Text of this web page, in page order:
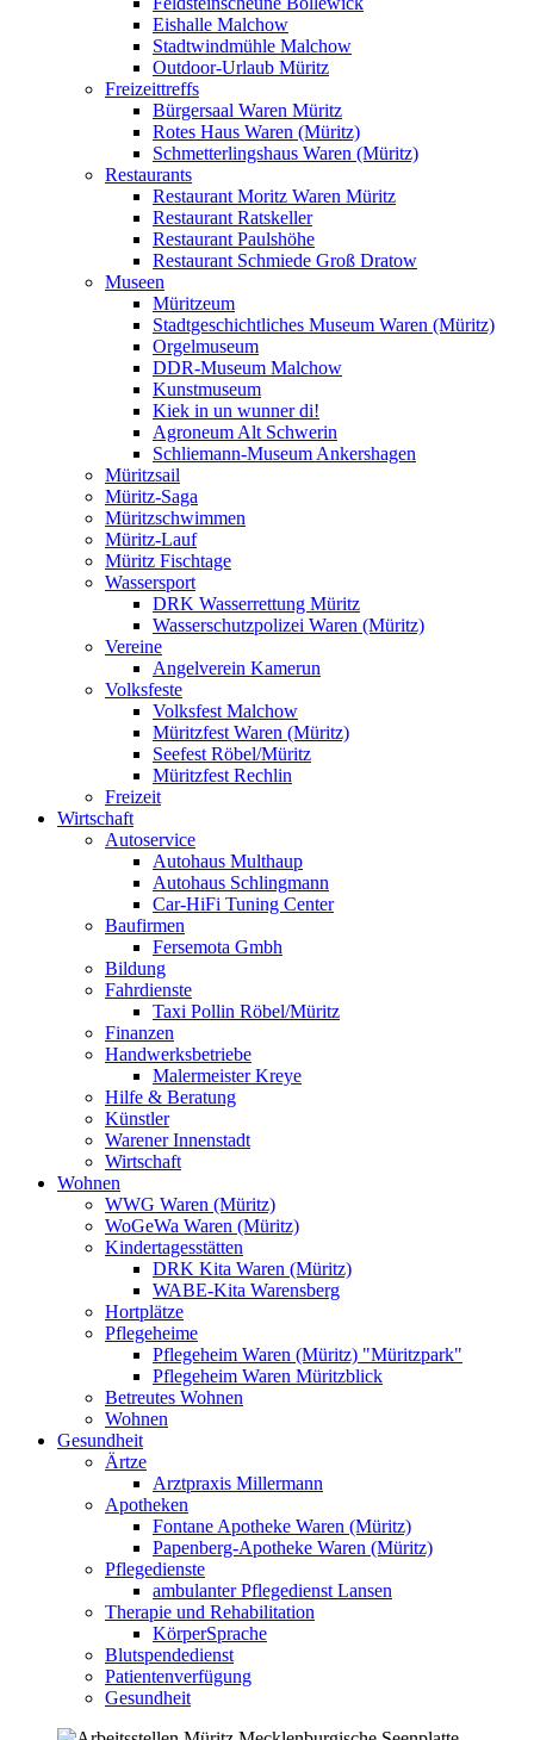
Eishalle Malchow
Stadtwindmühle Malchow
Outdoor-Urlaub Müritz
Freizeittreffs
Bürgersaal Waren Müritz
Rotes Haus Waren (Müritz)
Schmetterlingshaus Waren (Müritz)
Restaurants
Restaurant Moritz Waren Müritz
Restaurant Ratskeller
Restaurant Paulshöhe
Restaurant Schmiede Groß Dratow
Museen
Müritzeum
Stadtgeschichtliches Museum Waren (Müritz)
Orgelmuseum
DDR-Museum Malchow
Kunstmuseum
Kiek in un wunner di!
Agroneum Alt Schwerin
Schliemann-Museum Ankershagen
Müritzsail
Müritz-Saga
Müritzschwimmen
Müritz-Lauf
Müritz Fischtage
Wassersport
DRK Wasserrettung Müritz
Wasserschutzpolizei Waren (Müritz)
Vereine
Angelverein Kamerun
Volksfeste
Volksfest Malchow
Müritzfest Waren (Müritz)
Seefest Röbel/Müritz
Müritzfest Rechlin
Freizeit
Wirtschaft
Autoservice
Autohaus Multhaup
Autohaus Schlingmann
Car-HiFi Tuning Center
Baufirmen
Fersemota Gmbh
Bildung
Fahrdienste
Taxi Pollin Röbel/Müritz
Finanzen
Handwerksbetriebe
Malermeister Kreye
Hilfe & Beratung
Künstler
Warener Innenstadt
Wirtschaft
Wohnen
WWG Waren (Müritz)
WoGeWa Waren (Müritz)
Kindertagesstätten
DRK Kita Waren (Müritz)
WABE-Kita Warensberg
Hortplätze
Pflegeheime
Pflegeheim Waren (Müritz) "Müritzpark"
Pflegeheim Waren Müritzblick
Betreutes Wohnen
Wohnen
Gesundheit
Ärtze
Arztpraxis Millermann
Apotheken
Fontane Apotheke Waren (Müritz)
Papenberg-Apotheke Waren (Müritz)
Pflegedienste
ambulanter Pflegedienst Lansen
Therapie und Rehabilitation
KörperSprache
Blutspendedienst
Patientenverfügung
Gesundheit